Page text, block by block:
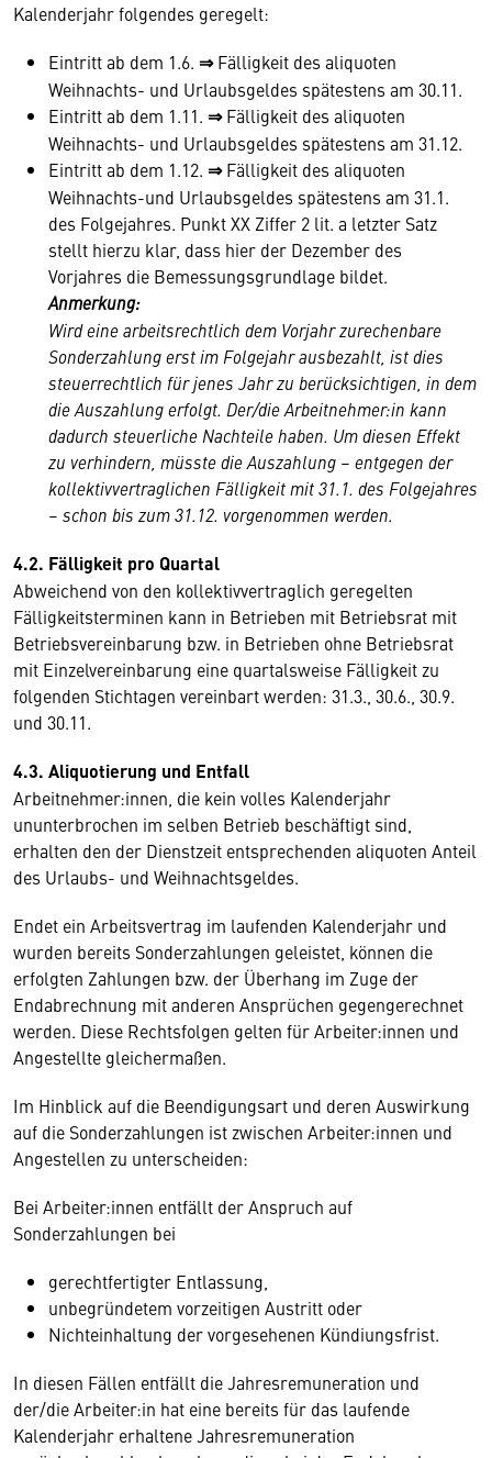
Kalenderjahr folgendes geregelt:
Eintritt ab dem 1.6. ⇒Fälligkeit des aliquoten
Weihnachts- und Urlaubsgeldes spätestens am 30.11.
Eintritt ab dem 1.11. ⇒Fälligkeit des aliquoten
Weihnachts- und Urlaubsgeldes spätestens am 31.12.
Eintritt ab dem 1.12. ⇒Fälligkeit des aliquoten
Weihnachts-und Urlaubsgeldes spätestens am 31.1.
des Folgejahres. Punkt XX Ziffer 2 lit. a letzter Satz
stellt hierzu klar, dass hier der Dezember des
Vorjahres die Bemessungsgrundlage bildet.
Anmerkung:
Wird eine arbeitsrechtlich dem Vorjahr zurechenbare
Sonderzahlung erst im Folgejahr ausbezahlt, ist dies
steuerrechtlich für jenes Jahr zu berücksichtigen, in dem
die Auszahlung erfolgt. Der/die Arbeitnehmer:in kann
dadurch steuerliche Nachteile haben. Um diesen Effekt
zu verhindern, müsste die Auszahlung – entgegen der
kollektivvertraglichen Fälligkeit mit 31.1. des Folgejahres
– schon bis zum 31.12. vorgenommen werden.
4.2. Fälligkeit pro Quartal
Abweichend von den kollektivvertraglich geregelten
Fälligkeitsterminen kann in Betrieben mit Betriebsrat mit
Betriebsvereinbarung bzw. in Betrieben ohne Betriebsrat
mit Einzelvereinbarung eine quartalsweise Fälligkeit zu
folgenden Stichtagen vereinbart werden: 31.3., 30.6., 30.9.
und 30.11.
4.3. Aliquotierung und Entfall
Arbeitnehmer:innen, die kein volles Kalenderjahr
ununterbrochen im selben Betrieb beschäftigt sind,
erhalten den der Dienstzeit entsprechenden aliquoten Anteil
des Urlaubs- und Weihnachtsgeldes.
Endet ein Arbeitsvertrag im laufenden Kalenderjahr und
wurden bereits Sonderzahlungen geleistet, können die
erfolgten Zahlungen bzw. der Überhang im Zuge der
Endabrechnung mit anderen Ansprüchen gegengerechnet
werden. Diese Rechtsfolgen gelten für Arbeiter:innen und
Angestellte gleichermaßen.
Im Hinblick auf die Beendigungsart und deren Auswirkung
auf die Sonderzahlungen ist zwischen Arbeiter:innen und
Angestellen zu unterscheiden:
Bei Arbeiter:innen entfällt der Anspruch auf
Sonderzahlungen bei
gerechtfertigter Entlassung,
unbegründetem vorzeitigen Austritt oder
Nichteinhaltung der vorgesehenen Kündiungsfrist.
In diesen Fällen entfällt die Jahresremuneration und
der/die Arbeiter:in hat eine bereits für das laufende
Kalenderjahr erhaltene Jahresremuneration